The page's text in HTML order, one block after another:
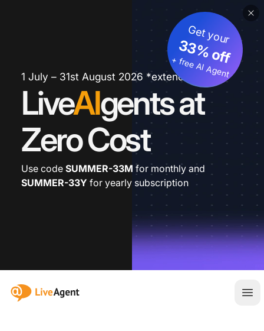
1 July – 31st August 2026 *extended
LiveAIgents at
Zero Cost
Get your
33% off
+ free AI Agent
Use code SUMMER-33M for monthly and
SUMMER-33Y for yearly subscription
:site.title